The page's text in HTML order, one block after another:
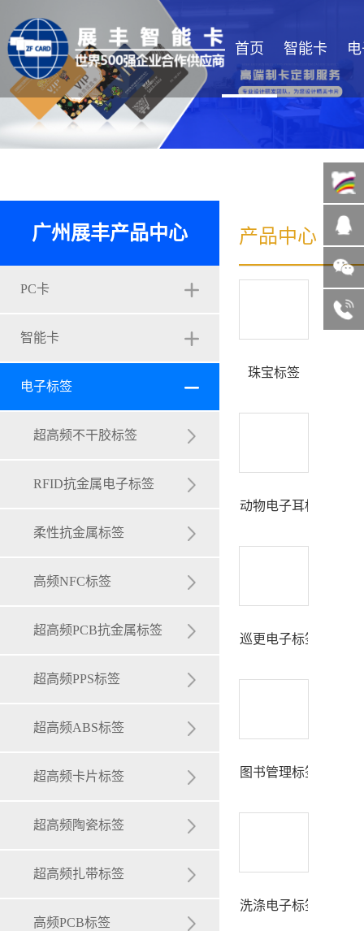
首页 智能卡
广州展丰产品中心
PC卡
智能卡
会员卡
门禁卡
酒店木质卡
酒店房卡
工作证
学生卡
复合卡
接触式芯片卡
RFID卡
中料
腕带卡
钥匙扣卡
电子标签
超高频不干胶标签
RFID抗金属电子标签
柔性抗金属标签
高频NFC标签
超高频PCB抗金属标签
超高频PPS标签
超高频ABS标签
超高频卡片标签
超高频陶瓷标签
超高频扎带标签
高频PCB标签
产品中心
珠宝标签
动物电子耳标
巡更电子标签
图书管理标签
洗涤电子标签